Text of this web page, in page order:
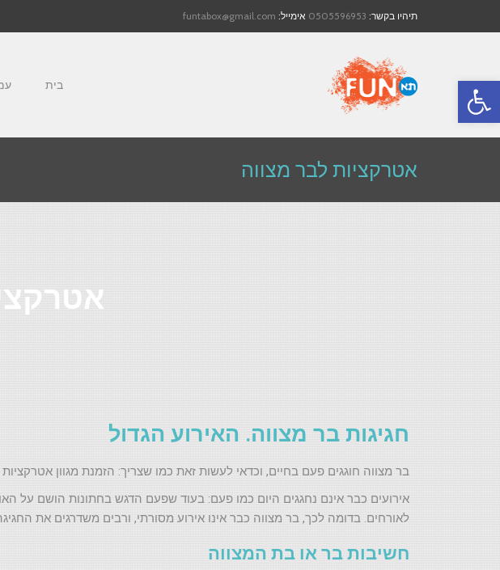
תיהיו בקשר: 0505596953 אימייל: funtabox@gmail.com
בית
אטרקציות לבר מצווה
חגיגות בר מצווה. האירוע הגדול
בר מצווה חוגגים פעם בחיים, וכדאי לעשות זאת כמו שצריך: הזמנת מגוון
אירועים כבר אינם נחגגים היום כמו פעם: בעוד שפעם הדגש בחתונות הושם על
לאורחים. בדומה לכך, בר מצווה כבר אינו אירוע מסורתי, ורבים משדרגים את
חשיבות בר או בת המצווה
פתח סרגל נגישות